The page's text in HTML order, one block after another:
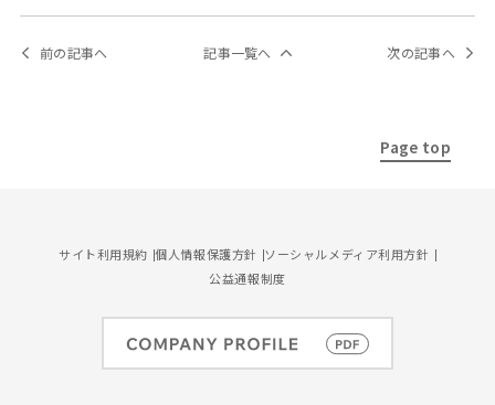
前の記事へ 記事一覧へ 次の記事へ
Page top
サイト利用規約 個人情報保護方針 ソーシャルメディア利用方針
公益通報制度